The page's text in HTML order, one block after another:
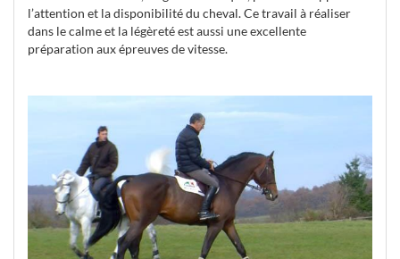
l’attention et la disponibilité du cheval. Ce travail à réaliser
dans le calme et la légèreté est aussi une excellente
préparation aux épreuves de vitesse.